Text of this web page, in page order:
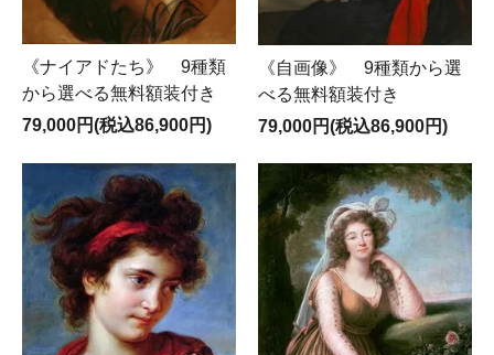
《ナイアドたち》 9種類
から選べる無料額装付き
79,000円(税込86,900円)
《自画像》 9種類から選
べる無料額装付き
79,000円(税込86,900円)